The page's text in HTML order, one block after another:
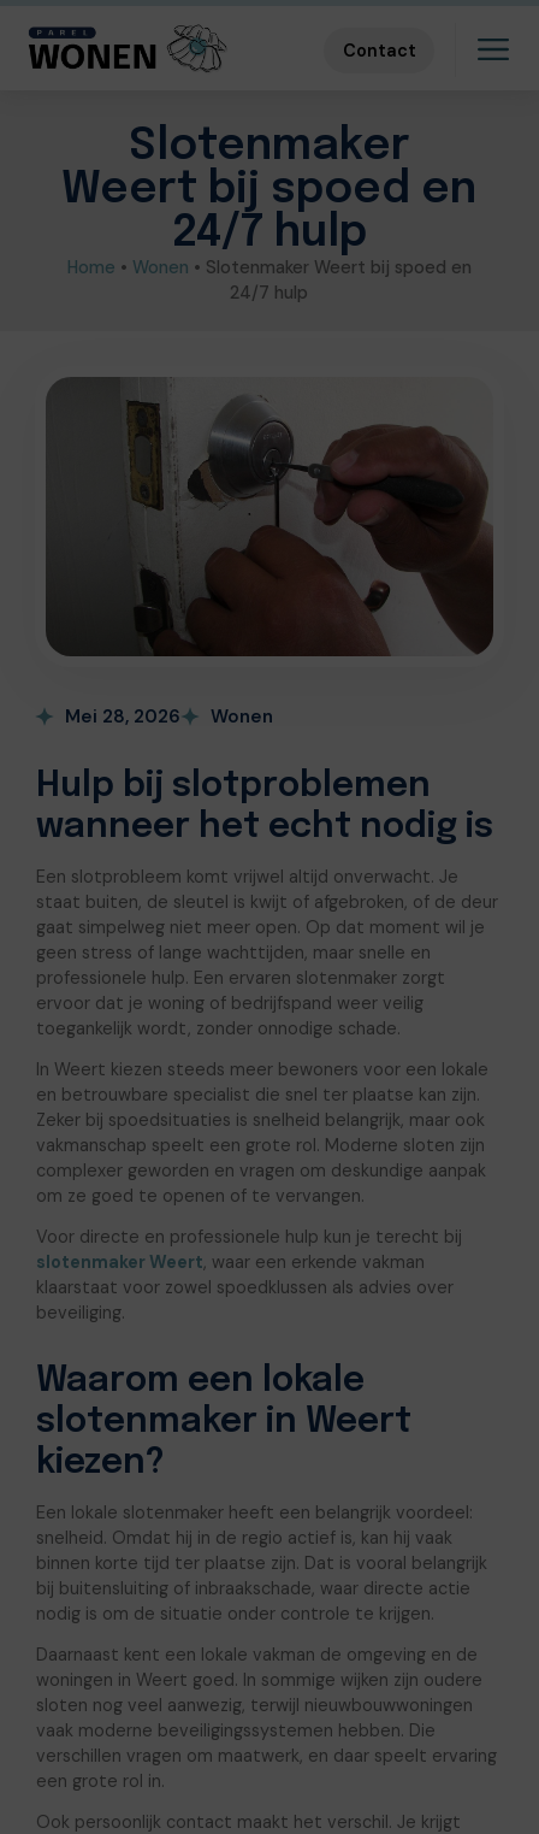
Contact
Slotenmaker
Weert bij spoed en
24/7 hulp
Home • Wonen • Slotenmaker Weert bij spoed en
24/7 hulp
Mei 28, 2026 Wonen
Hulp bij slotproblemen
wanneer het echt nodig is
Een slotprobleem komt vrijwel altijd onverwacht. Je
staat buiten, de sleutel is kwijt of afgebroken, of de deur
gaat simpelweg niet meer open. Op dat moment wil je
geen stress of lange wachttijden, maar snelle en
professionele hulp. Een ervaren slotenmaker zorgt
ervoor dat je woning of bedrijfspand weer veilig
toegankelijk wordt, zonder onnodige schade.
In Weert kiezen steeds meer bewoners voor een lokale
en betrouwbare specialist die snel ter plaatse kan zijn.
Zeker bij spoedsituaties is snelheid belangrijk, maar ook
vakmanschap speelt een grote rol. Moderne sloten zijn
complexer geworden en vragen om deskundige aanpak
om ze goed te openen of te vervangen.
Voor directe en professionele hulp kun je terecht bij
slotenmaker Weert, waar een erkende vakman
klaarstaat voor zowel spoedklussen als advies over
beveiliging.
Waarom een lokale
slotenmaker in Weert
kiezen?
Een lokale slotenmaker heeft een belangrijk voordeel:
snelheid. Omdat hij in de regio actief is, kan hij vaak
binnen korte tijd ter plaatse zijn. Dat is vooral belangrijk
bij buitensluiting of inbraakschade, waar directe actie
nodig is om de situatie onder controle te krijgen.
Daarnaast kent een lokale vakman de omgeving en de
woningen in Weert goed. In sommige wijken zijn oudere
sloten nog veel aanwezig, terwijl nieuwbouwwoningen
vaak moderne beveiligingssystemen hebben. Die
verschillen vragen om maatwerk, en daar speelt ervaring
een grote rol in.
Ook persoonlijk contact maakt het verschil. Je krijgt